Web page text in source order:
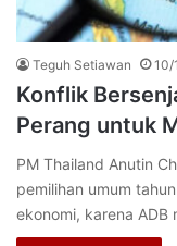
Teguh Setiawan 10/
Konflik
Perang untuk
PM Thailand Anutin
pemilihan umum
ekonomi, karena